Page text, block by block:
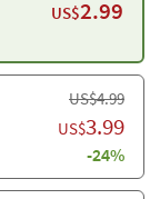
US$2.99
US$4.99
US$3.99
-24%